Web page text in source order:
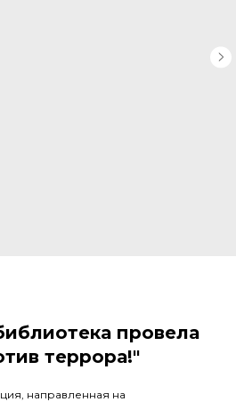
провела
террора!"
направленная на